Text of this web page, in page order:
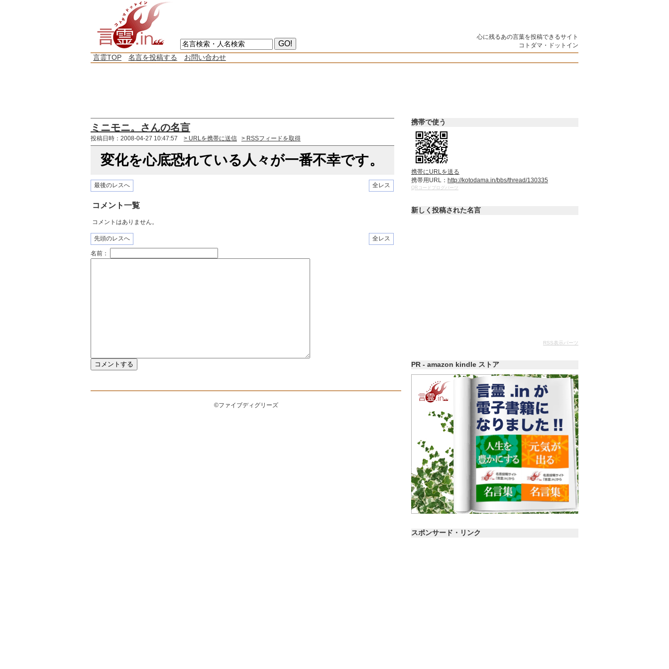
心に残るあの言葉を投稿できるサイト
コトダマ・ドットイン
言霊TOP 名言を投稿する お問い合わせ
ミニモニ。さんの名言
投稿日時：2008-04-27 10:47:57 > URLを携帯に送信 > RSSフィードを取得
変化を心底恐れている人々が一番不幸です。
最後のレスへ 全レス
コメント一覧
コメントはありません。
先頭のレスへ 全レス
名前：
©ファイブディグリーズ
携帯で使う
携帯にURLを送る
携帯用URL： http://kotodama.in/bbs/thread/130335
QRコードブログパーツ
新しく投稿された名言
RSS表示パーツ
PR - amazon kindle ストア
スポンサード・リンク